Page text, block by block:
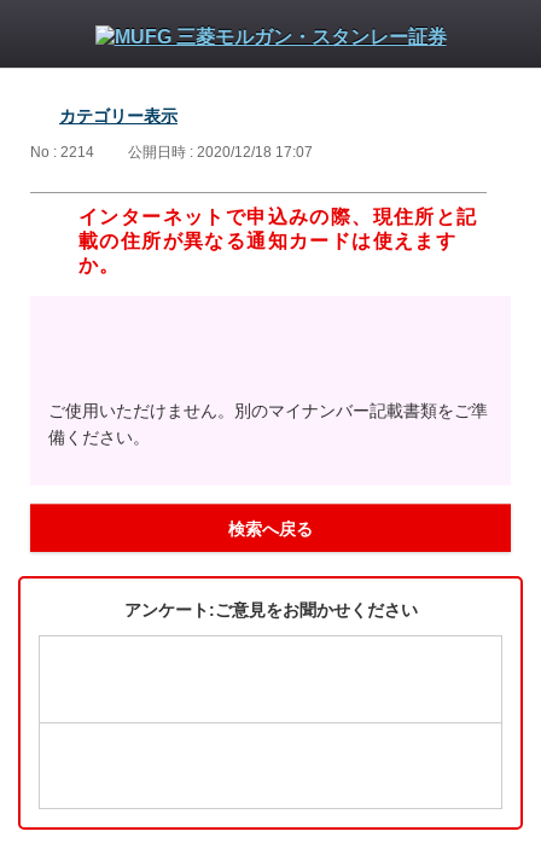
カテゴリー表示
No : 2214 公開日時 : 2020/12/18 17:07
インターネットで申込みの際、現住所と記
載の住所が異なる通知カードは使えます
か。
ご使用いただけません。別のマイナンバー記載書類をご準
備ください。
検索へ戻る
アンケート:ご意見をお聞かせください